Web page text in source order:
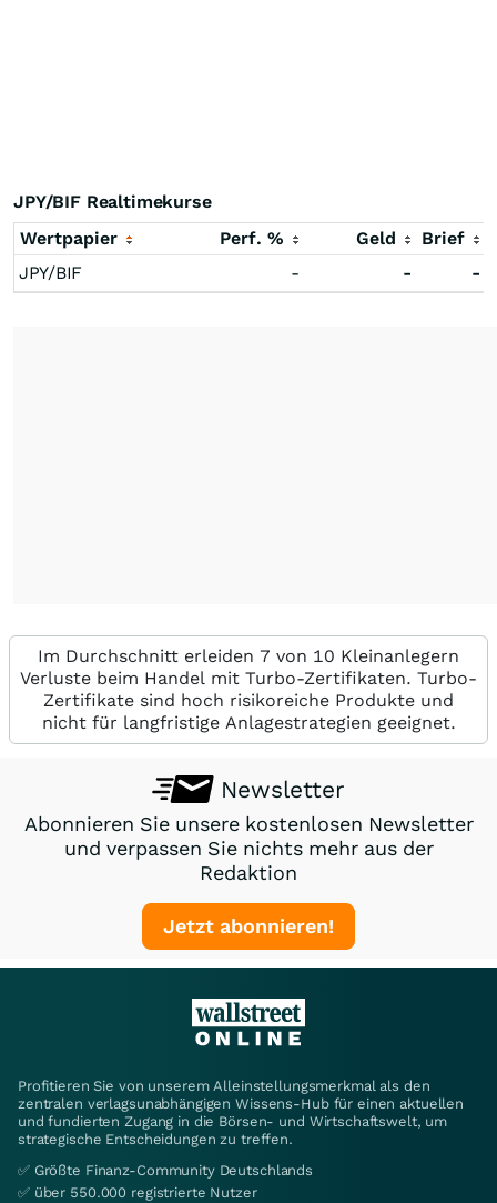
JPY/BIF Realtimekurse
Wertpapier
Perf. % Geld
Brief
JPY/BIF
- - -
Im Durchschnitt erleiden 7 von 10 Kleinanlegern
Verluste beim Handel mit Turbo-Zertifikaten. Turbo-
Zertifikate sind hoch risikoreiche Produkte und
nicht für langfristige Anlagestrategien geeignet.
Newsletter
Abonnieren Sie unsere kostenlosen Newsletter
und verpassen Sie nichts mehr aus der
Redaktion
Jetzt abonnieren!
Profitieren Sie von unserem Alleinstellungsmerkmal als den
zentralen verlagsunabhängigen Wissens-Hub für einen aktuellen
und fundierten Zugang in die Börsen- und Wirtschaftswelt, um
strategische Entscheidungen zu treffen.
✅ Größte Finanz-Community Deutschlands
✅ über 550.000 registrierte Nutzer